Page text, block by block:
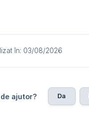
în: 03/08/2026
ajutor? Da